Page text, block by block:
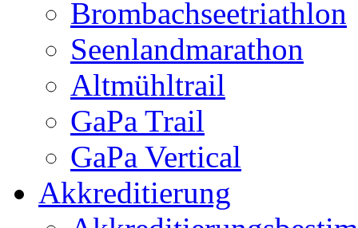
Brombachseetriathlon
Seenlandmarathon
Altmühltrail
GaPa Trail
GaPa Vertical
Akkreditierung